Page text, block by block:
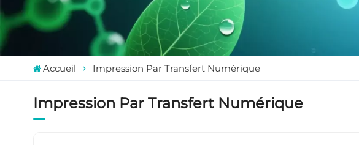
Accueil Impression Par Transfert Numérique
Impression Par Transfert Numérique